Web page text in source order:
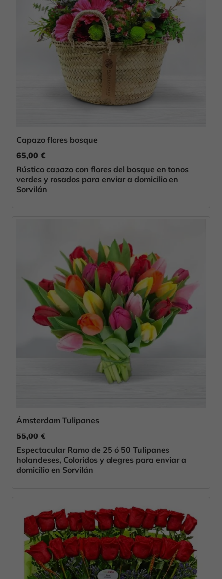
Capazo flores bosque
65,00 €
Rústico capazo con flores del bosque en tonos
verdes y rosados para enviar a domicilio en
Sorvilán
Ámsterdam Tulipanes
55,00 €
Espectacular Ramo de 25 ó 50 Tulipanes
holandeses, Coloridos y alegres para enviar a
domicilio en Sorvilán